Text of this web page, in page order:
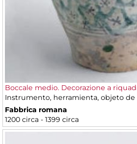
Boccale medio. Decorazione a
Instrumento, herramienta, objeto de
Fabbrica romana
1200 circa - 1399 circa